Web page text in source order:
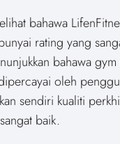
bahawa
rating yang
bahawa
oleh
sendiri kualiti
baik.